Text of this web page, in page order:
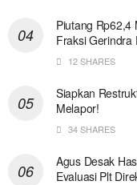
Piutang Rp62,4
Fraksi Gerindra
12 SHARES
Siapkan
Melapor!
34 SHARES
Agus Desak
Evaluasi Plt